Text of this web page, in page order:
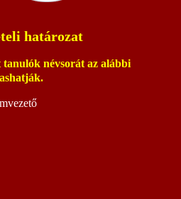
határozat
névsorát az alábbi